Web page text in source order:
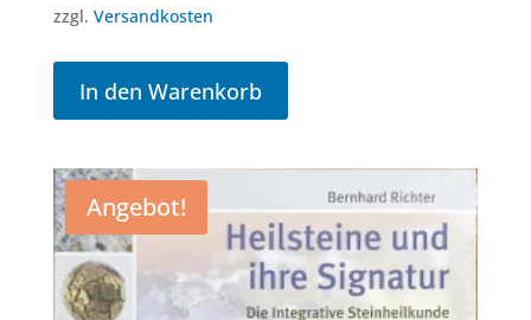
zzgl. Versandkosten
In den Warenkorb
Angebot!